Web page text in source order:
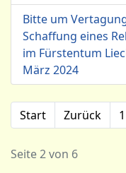
Bitte um
Schaffung eines
im Fürstentum
März 2024
Start Zurück 1
Seite 2 von 6